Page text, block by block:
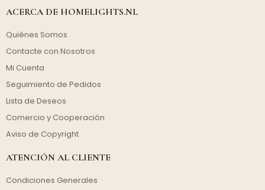
ACERCA DE HOMELIGHTS.NL
Quiénes Somos
Contacte con Nosotros
Mi Cuenta
Seguimiento de Pedidos
Lista de Deseos
Comercio y Cooperación
Aviso de Copyright
ATENCIÓN AL CLIENTE
Condiciones Generales